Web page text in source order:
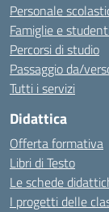
Personale
Famiglie e studenti
Percorsi di studio
Passaggio da/
Tutti i servizi
Didattica
Offerta formativa
Libri di Testo
Le schede
I progetti delle